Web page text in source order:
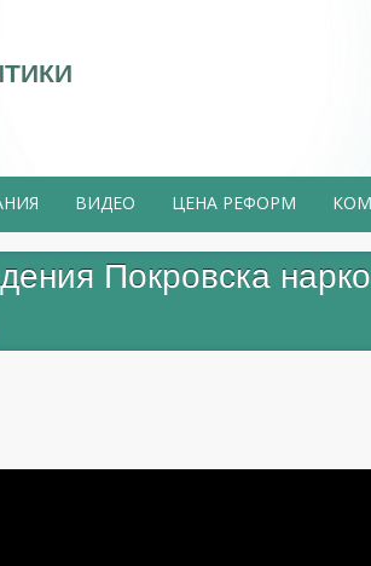
ВИДЕО ЦЕНА РЕФОРМ
Покровска